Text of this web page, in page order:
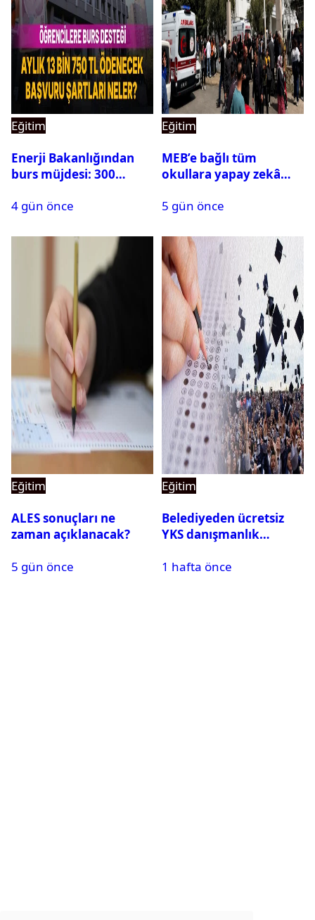
Eğitim
Enerji Bakanlığından
burs müjdesi: 300
500’e çıkarıldı
4 gün önce
Eğitim
MEB’e bağlı tüm
okullara yapay zekâ
sistemi geliyor
5 gün önce
Eğitim
ALES sonuçları ne
zaman açıklanacak?
5 gün önce
Eğitim
Belediyeden ücretsiz
YKS danışmanlık
1 hafta önce